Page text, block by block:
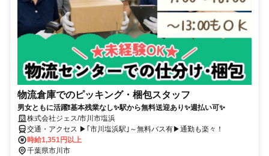
物流倉庫でのピッキング・梱包スタッフ
男女ともに活躍❗基本残業なし✨駅から無料送迎あり✨週払い可✨
株式会社ジェス/市川市塩浜
交通・アクセス ▶｢市川塩浜駅｣～無料バス有▶通勤も楽々！
時給1,351円以上
千葉県市川市